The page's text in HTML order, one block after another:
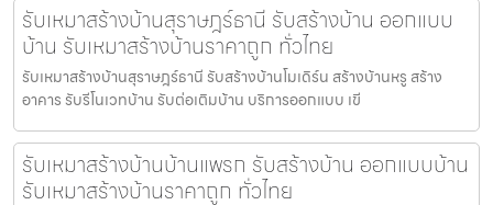
รับเหมาสร้างบ้านสุราษฎร์ธานี รับสร้างบ้าน ออกแบบ
บ้าน รับเหมาสร้างบ้านราคาถูก ทั่วไทย
รับเหมาสร้างบ้านสุราษฎร์ธานี รับสร้างบ้านโมเดิร์น สร้างบ้านหรู สร้าง
อาคาร รับรีโนเวทบ้าน รับต่อเติมบ้าน บริการออกแบบ เขี
รับเหมาสร้างบ้านบ้านแพรก รับสร้างบ้าน ออกแบบบ้าน
รับเหมาสร้างบ้านราคาถูก ทั่วไทย